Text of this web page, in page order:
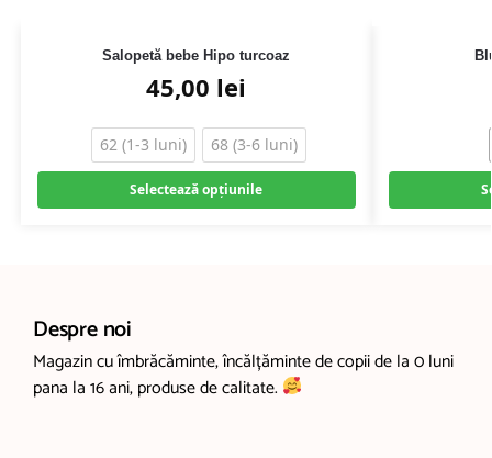
Salopetă bebe Hipo turcoaz
45,00 lei
62 (1-3 luni) 68 (3-6 luni)
Selectează opțiunile
Despre noi
Magazin cu îmbrăcăminte, încălțăminte de copii de la 0 luni
pana la 16 ani, produse de calitate.